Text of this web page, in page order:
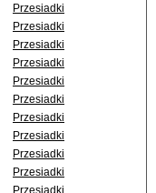
Przesiadki
Przesiadki
Przesiadki
Przesiadki
Przesiadki
Przesiadki
Przesiadki
Przesiadki
Przesiadki
Przesiadki
Przesiadki